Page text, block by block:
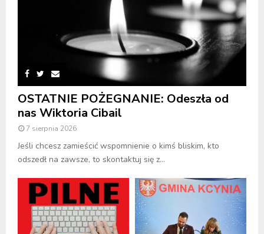
OSTATNIE POŻEGNANIE: Odeszła od
nas Wiktoria Cibail
7 sierpnia 2026
Jeśli chcesz zamieścić wspomnienie o kimś bliskim, kto
odszedł na zawsze, to skontaktuj się z...